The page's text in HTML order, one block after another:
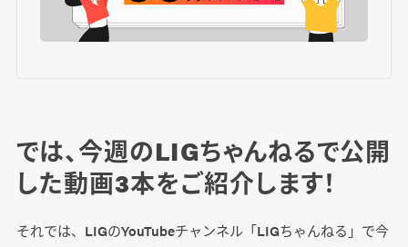
では、今週のLIGちゃんねるで公開
した動画3本をご紹介します！
それでは、LIGのYouTubeチャンネル「LIGちゃんねる」で今